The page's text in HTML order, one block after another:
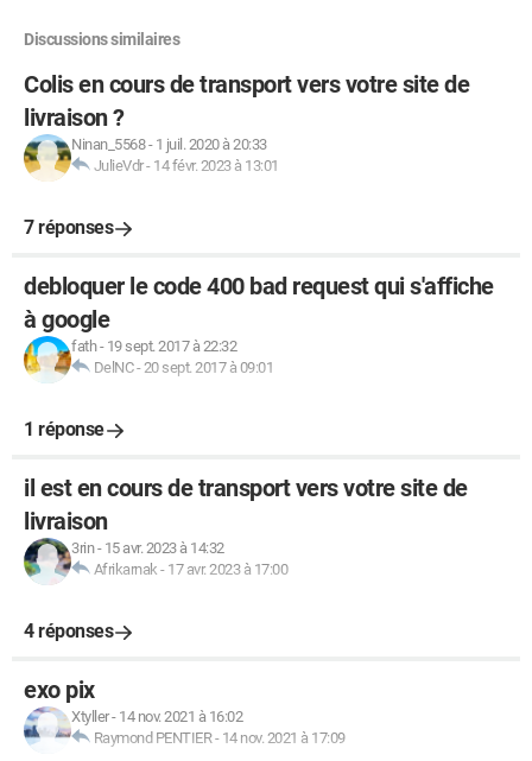
Discussions similaires
Colis en cours de transport vers votre site de
livraison ?
Ninan_5568- 1 juil. 2020 à 20:33
JulieVdr- 14 févr. 2023 à 13:01
7 réponses
debloquer le code 400 bad request qui s'affiche
à google
fath- 19 sept. 2017 à 22:32
DelNC-20 sept. 2017 à 09:01
1 réponse
il est en cours de transport vers votre site de
livraison
3rin- 15 avr. 2023 à 14:32
Afrikarnak - 17 avr. 2023 à 17:00
4 réponses
exo pix
Xtyller- 14 nov. 2021 à 16:02
Raymond PENTIER- 14 nov. 2021 à 17:09